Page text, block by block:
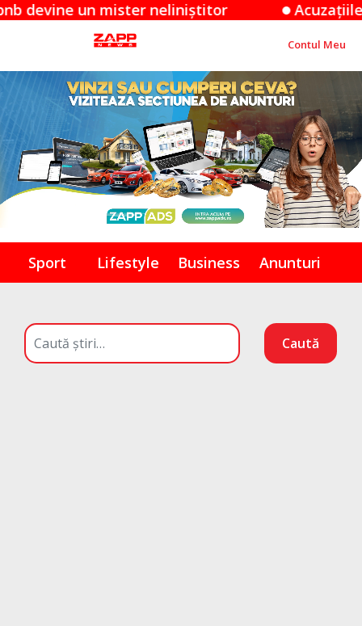
neliniștitor Acuzațiile Apple
Contul Meu
Sport Lifestyle Business Anunturi
Caută